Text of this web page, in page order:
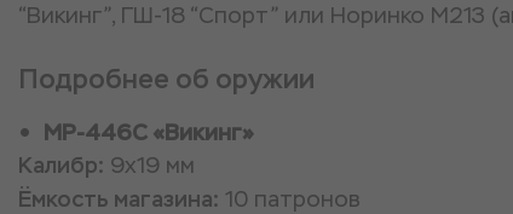
“Викинг”, ГШ-18 “Спорт” или Норинко M213
Подробнее об оружии
MP-446С «Викинг»
Калибр: 9x19 мм
Ёмкость магазина: 10 патронов